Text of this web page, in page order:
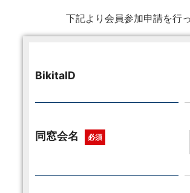
下記より会員参加申請を行
BikitaID
同窓会名 必須